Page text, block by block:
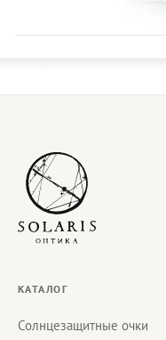
КАТАЛОГ
Солнцезащитные очки